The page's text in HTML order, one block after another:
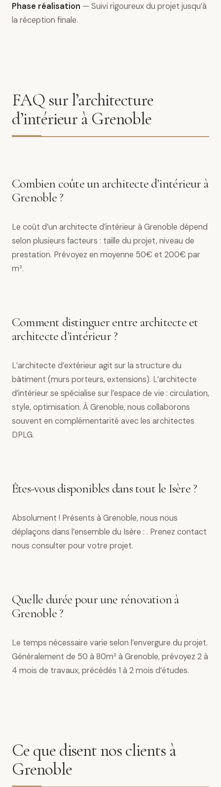
Phase réalisation — Suivi rigoureux du projet jusqu’à
la réception finale.
FAQ sur l’architecture
d’intérieur à Grenoble
Combien coûte un architecte d’intérieur à
Grenoble ?
Le coût d’un architecte d’intérieur à Grenoble dépend
selon plusieurs facteurs : taille du projet, niveau de
prestation. Prévoyez en moyenne 50€ et 200€ par
m².
Comment distinguer entre architecte et
architecte d’intérieur ?
L’architecte d’extérieur agit sur la structure du
bâtiment (murs porteurs, extensions). L’architecte
d’intérieur se spécialise sur l’espace de vie : circulation,
style, optimisation. À Grenoble, nous collaborons
souvent en complémentarité avec les architectes
DPLG.
Êtes-vous disponibles dans tout le Isère ?
Absolument ! Présents à Grenoble, nous nous
déplaçons dans l’ensemble du Isère : . Prenez contact
nous consulter pour votre projet.
Quelle durée pour une rénovation à
Grenoble ?
Le temps nécessaire varie selon l’envergure du projet.
Généralement de 50 à 80m² à Grenoble, prévoyez 2 à
4 mois de travaux, précédés 1 à 2 mois d’études.
Ce que disent nos clients à
Grenoble